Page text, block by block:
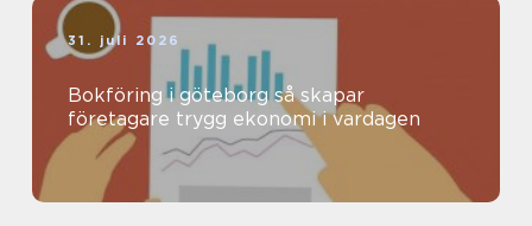
31. juli 2026
Bokföring i göteborg så skapar
företagare trygg ekonomi i vardagen